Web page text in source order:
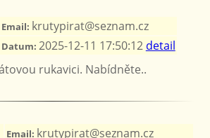
Email: krutypirat@seznam.cz
Datum: 2025-12-11 17:50:12 detail
rukavici. Nabídněte..
Email: krutypirat@seznam.cz